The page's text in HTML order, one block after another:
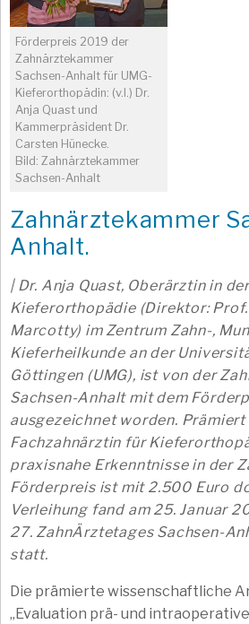
Förderpreis 2019 der
Zahnärztekammer
Sachsen-Anhalt für UMG-
Kieferorthopädin: (v.l.) Dr.
Anja Quast und
Kammerpräsident Dr.
Carsten Hünecke.
Bild: Zahnärztekammer
Sachsen-Anhalt
Zahnärztekammer
Anhalt.
| Dr. Anja Quast, Oberärztin in
Kieferorthopädie (Direktor:
Marcotty) im Zentrum Zahn-,
Kieferheilkunde an der
Göttingen (UMG), ist von der
Sachsen-Anhalt mit dem
ausgezeichnet worden.
Fachzahnärztin für
praxisnahe Erkenntnisse in der
Förderpreis ist mit 2.500 Euro
Verleihung fand am 25. Januar
27. ZahnÄrztetages Sachsen-
statt.
Die prämierte wissenschaftliche
„Evaluation prä- und